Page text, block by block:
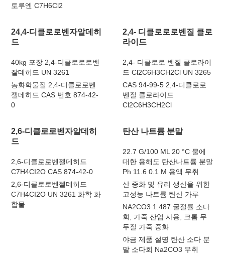
토루엔 C7H6Cl2
24,4-디클로로벤자알데히
드
40kg 포장 2,4-디클로로로벤
잘데히드 UN 3261
농화학물질 2,4-디클로로벤
젤데히드 CAS 번호 874-42-
0
2,4- 디클로로로벤질 클로
라이드
2,4- 디클로로 벤질 클로라이
드 Cl2C6H3CH2Cl UN 3265
CAS 94-99-5 2,4-디클로로
벤질 클로라이드
Cl2C6H3CH2Cl
2,6-디클로로벤자알데히
드
2,6-디클로로벤젤데히드
C7H4CI2O CAS 874-42-0
2,6-디클로로벤젤데히드
C7H4CI2O UN 3261 화학 화
합물
탄산 나트륨 분말
22.7 G/100 ML 20 °C 물에
대한 용해도 탄산나트륨 분말
Ph 11.6 0.1 M 용액 무취
산 중화 및 유리 생산을 위한
고성능 나트륨 탄산 가루
NA2CO3 1.487 굴절률 소다
회, 가죽 산업 사용, 크롬 무
두질 가죽 중화
야금 제품 설명 탄산 소다 분
말 소다회 Na2CO3 무취